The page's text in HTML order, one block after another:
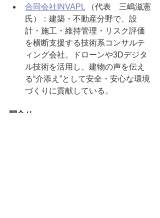
合同会社INVAPL （代表　三嶋滋憲
氏）：建築・不動産分野で、設
計・施工・維持管理・リスク評価
を横断支援する技術系コンサルテ
ィング会社。ドローンや3Dデジタ
ル技術を活用し、建物の声を伝え
る“介添え”として安全・安心な環境
づくりに貢献している。
問合せ